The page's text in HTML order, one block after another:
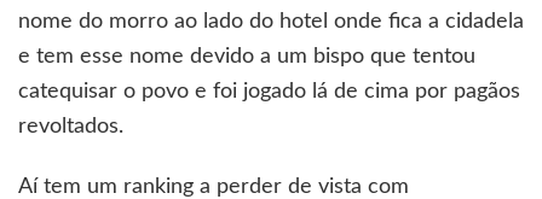
nome do morro ao lado do hotel onde fica a cidadela
e tem esse nome devido a um bispo que tentou
catequisar o povo e foi jogado lá de cima por pagãos
revoltados.
Aí tem um ranking a perder de vista com